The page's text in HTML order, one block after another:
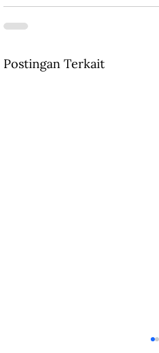
Postingan Terkait